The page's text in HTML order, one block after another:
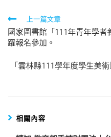
Read
more
articles
上一篇文章
國家圖書館「111年青年學
躍報名參加。
「雲林縣111學年度學生美
相關內容